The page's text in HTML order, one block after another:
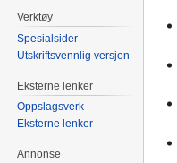
Verktøy
Spesialsider
Utskriftsvennlig versjon
Eksterne lenker
Oppslagsverk
Eksterne lenker
Annonse